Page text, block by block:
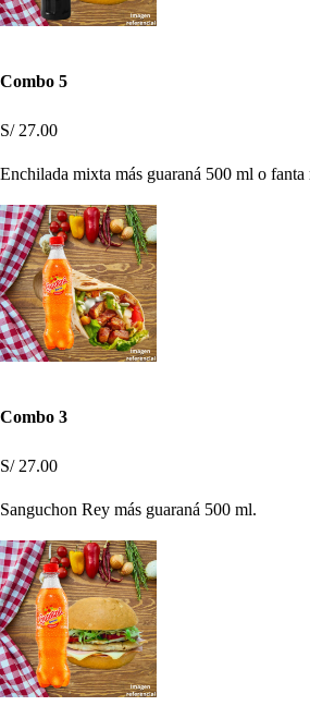
Combo 5
S/ 27.00
Enchilada mixta más guaraná 500 ml o
Combo 3
S/ 27.00
Sanguchon Rey más guaraná 500 ml.